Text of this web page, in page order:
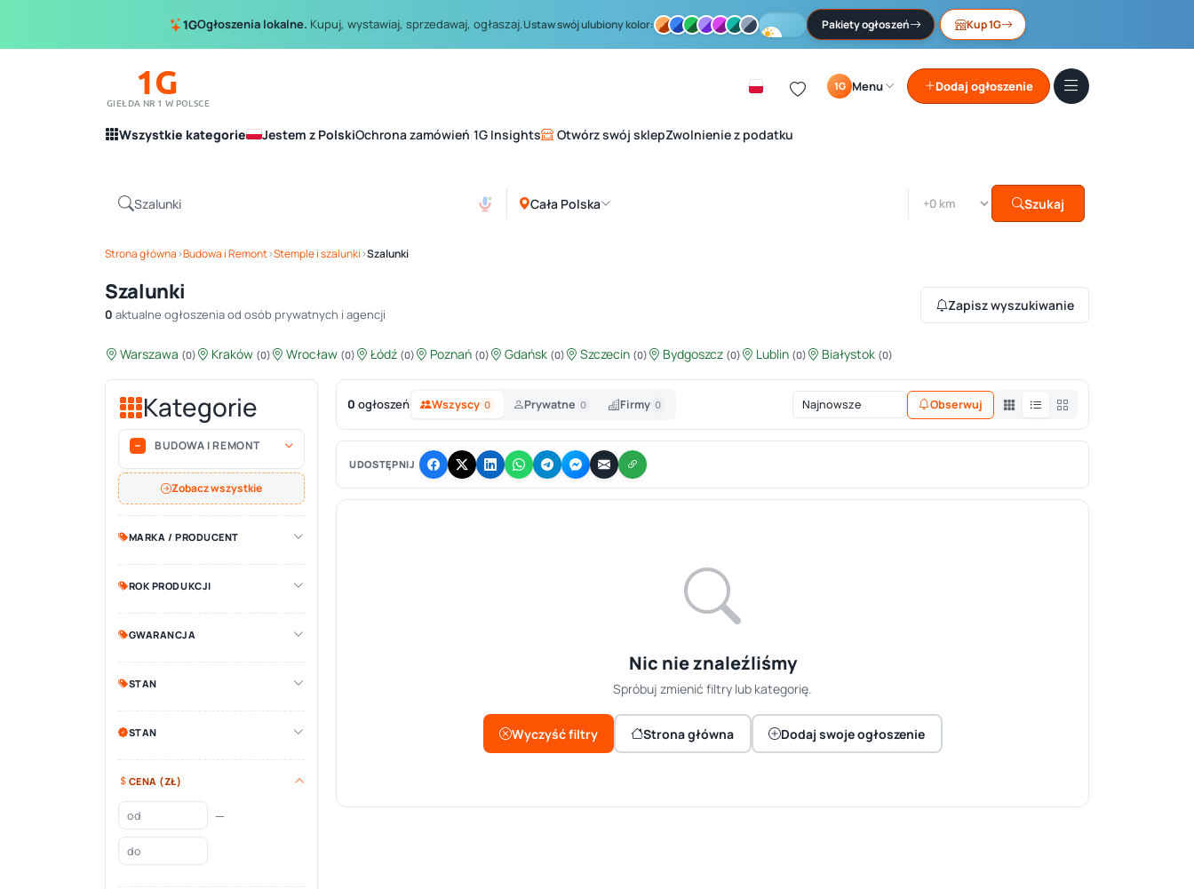
1GOgłoszenia lokalne. Kupuj, wystawiaj, sprzedawaj, ogłaszaj.Ustaw swój ulubiony kolor: Pakiety ogłoszeń Kup 1G
1G
GIEŁDA NR 1 W POLSCE
1G Menu Dodaj ogłoszenie
Wszystkie kategorie Jestem z PolskiOchrona zamówień 1G Insights Otwórz swój sklepZwolnienie z podatku
Cała Polska Szukaj
Strona główna›Budowa i Remont›Stemple i szalunki›Szalunki
Szalunki
0 aktualne ogłoszenia od osób prywatnych i agencji
Zapisz wyszukiwanie
Warszawa (0) Kraków (0) Wrocław (0) Łódź (0) Poznań (0) Gdańsk (0) Szczecin (0) Bydgoszcz (0) Lublin (0) Białystok (0)
Kategorie
BUDOWA I REMONT
Zobacz wszystkie
MARKA / PRODUCENT
ROK PRODUKCJI
GWARANCJA
STAN
STAN
CENA (ZŁ)
—
0 ogłoszeń Wszyscy 0 Prywatne 0 Firmy 0 Obserwuj
UDOSTĘPNIJ
Nic nie znaleźliśmy
Spróbuj zmienić filtry lub kategorię.
Wyczyść filtry Strona główna Dodaj swoje ogłoszenie